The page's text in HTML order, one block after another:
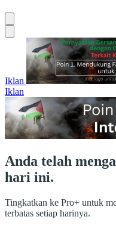
Iklan
Iklan
Anda telah
hari ini.
Tingkatkan ke Pro+ untuk
terbatas setiap harinya.